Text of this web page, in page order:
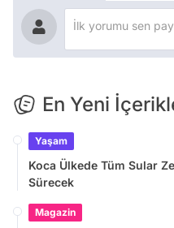
En Yeni
Yaşam
Koca Ülkede Tüm Sular
Sürecek
Magazin